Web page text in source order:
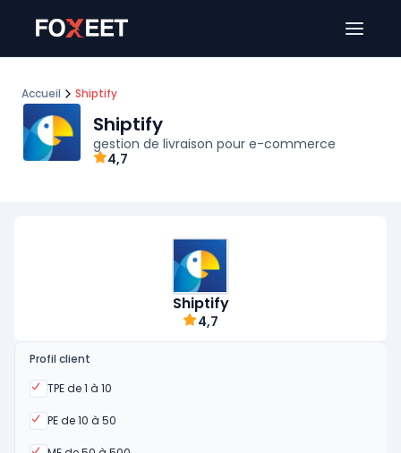
Accueil Shiptify
Shiptify
gestion de livraison pour e-commerce
4,7
Shiptify
4,7
Profil client
TPE de 1 à 10
Oui
PE de 10 à 50
Oui